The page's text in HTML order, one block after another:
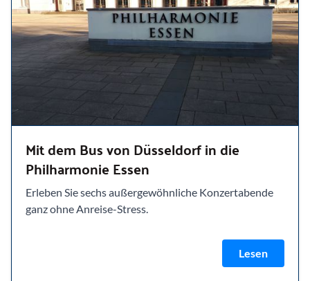
Mit dem Bus von Düsseldorf in die
Philharmonie Essen
Erleben Sie sechs außergewöhnliche Konzertabende
ganz ohne Anreise-Stress.
Lesen